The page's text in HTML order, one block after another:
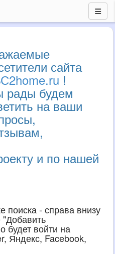
сайта
!
рады будем
на ваши
и по нашей
поиска - справа внизу
будет войти на
Яндекс, Facebook,